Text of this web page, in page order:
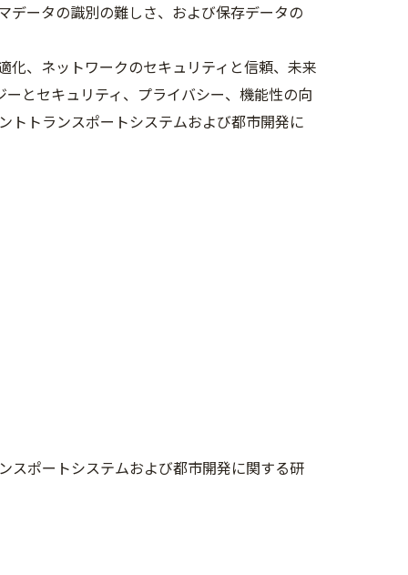
データの識別の難しさ、および保存データの
、ネットワークのセキュリティと信頼、未来
とセキュリティ、プライバシー、機能性の向
トトランスポートシステムおよび都市開発に
ポートシステムおよび都市開発に関する研